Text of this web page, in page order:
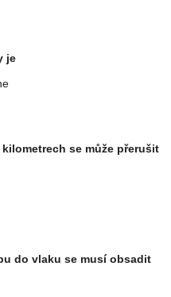
je
se může přerušit
do vlaku se musí obsadit